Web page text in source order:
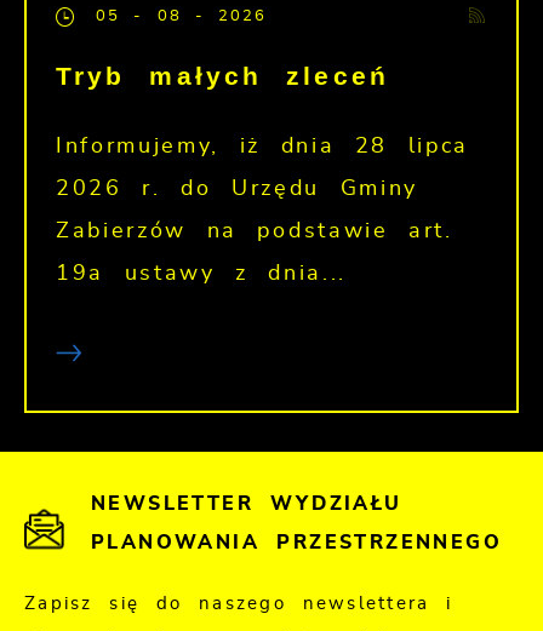
05 - 08 - 2026
Tryb małych zleceń
Informujemy, iż dnia 28 lipca
2026 r. do Urzędu Gminy
Zabierzów na podstawie art.
19a ustawy z dnia...
NEWSLETTER WYDZIAŁU
PLANOWANIA PRZESTRZENNEGO
Zapisz się do naszego newslettera i